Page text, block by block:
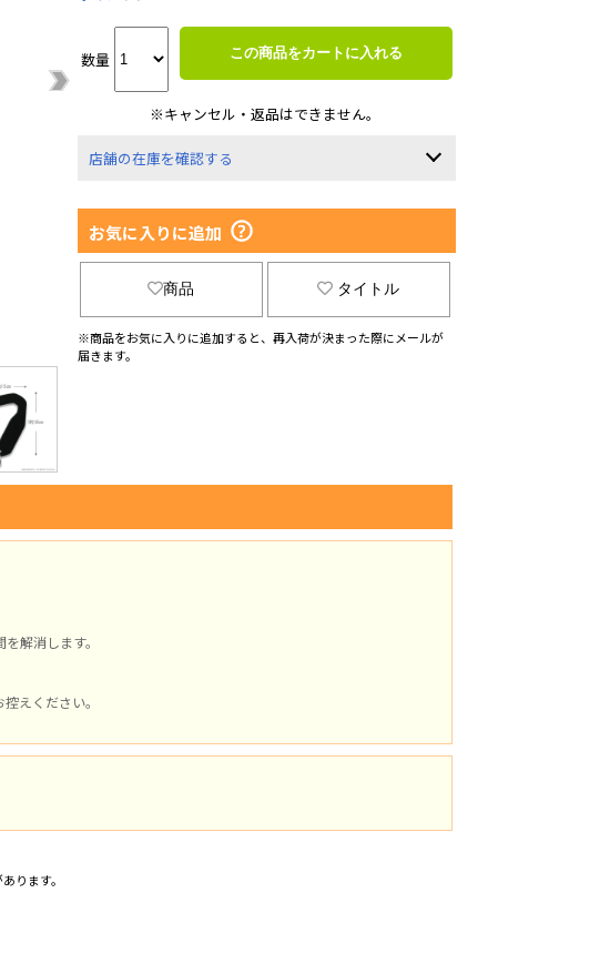
数量 この商品をカートに入れる
※キャンセル・返品はできません。
店舗の在庫を確認する
お気に入りに追加
商品 タイトル
※商品をお気に入りに追加すると、再入荷が決まった際にメールが
届きます。
解消します。
えください。
ります。